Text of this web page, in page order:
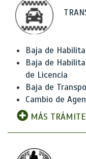
Baja de
Baja de
de Licencia
Baja de
Cambio de
MÁS